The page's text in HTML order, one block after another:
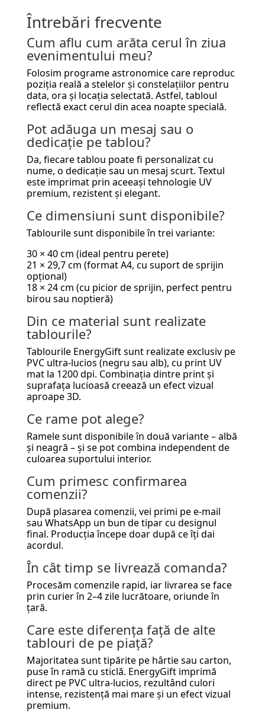
Întrebări frecvente
Cum aflu cum arăta cerul în ziua
evenimentului meu?
Folosim programe astronomice care reproduc
poziția reală a stelelor și constelațiilor pentru
data, ora și locația selectată. Astfel, tabloul
reflectă exact cerul din acea noapte specială.
Pot adăuga un mesaj sau o
dedicație pe tablou?
Da, fiecare tablou poate fi personalizat cu
nume, o dedicație sau un mesaj scurt. Textul
este imprimat prin aceeași tehnologie UV
premium, rezistent și elegant.
Ce dimensiuni sunt disponibile?
Tablourile sunt disponibile în trei variante:
30 × 40 cm (ideal pentru perete)
21 × 29,7 cm (format A4, cu suport de sprijin
opțional)
18 × 24 cm (cu picior de sprijin, perfect pentru
birou sau noptieră)
Din ce material sunt realizate
tablourile?
Tablourile EnergyGift sunt realizate exclusiv pe
PVC ultra-lucios (negru sau alb), cu print UV
mat la 1200 dpi. Combinația dintre print și
suprafața lucioasă creează un efect vizual
aproape 3D.
Ce rame pot alege?
Ramele sunt disponibile în două variante – albă
și neagră – și se pot combina independent de
culoarea suportului interior.
Cum primesc confirmarea
comenzii?
După plasarea comenzii, vei primi pe e-mail
sau WhatsApp un bun de tipar cu designul
final. Producția începe doar după ce îți dai
acordul.
În cât timp se livrează comanda?
Procesăm comenzile rapid, iar livrarea se face
prin curier în 2–4 zile lucrătoare, oriunde în
țară.
Care este diferența față de alte
tablouri de pe piață?
Majoritatea sunt tipărite pe hârtie sau carton,
puse în ramă cu sticlă. EnergyGift imprimă
direct pe PVC ultra-lucios, rezultând culori
intense, rezistență mai mare și un efect vizual
premium.